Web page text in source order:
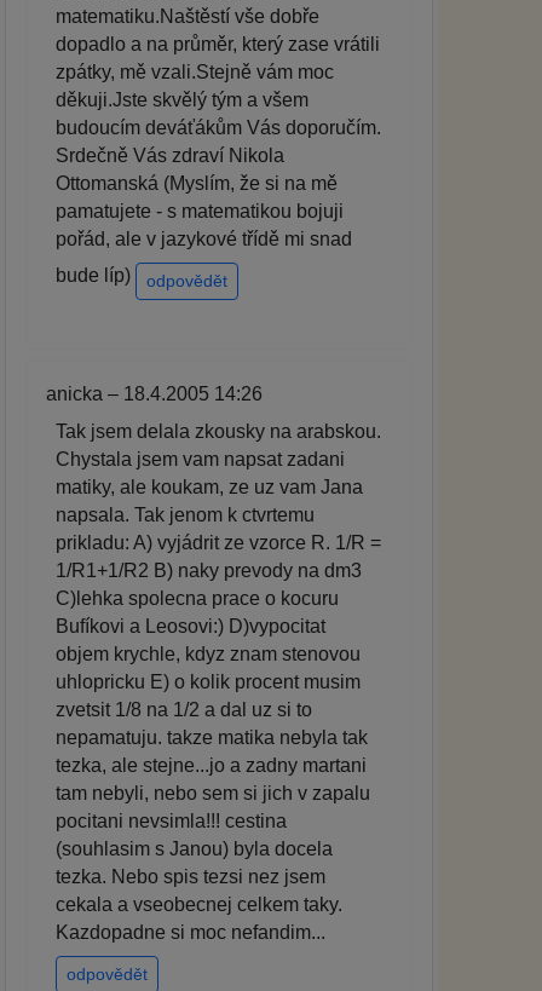
matematiku.Naštěstí vše dobře
dopadlo a na průměr, který zase vrátili
zpátky, mě vzali.Stejně vám moc
děkuji.Jste skvělý tým a všem
budoucím deváťákům Vás doporučím.
Srdečně Vás zdraví Nikola
Ottomanská (Myslím, že si na mě
pamatujete - s matematikou bojuji
pořád, ale v jazykové třídě mi snad
bude líp)
odpovědět
anicka – 18.4.2005 14:26
Tak jsem delala zkousky na arabskou.
Chystala jsem vam napsat zadani
matiky, ale koukam, ze uz vam Jana
napsala. Tak jenom k ctvrtemu
prikladu: A) vyjádrit ze vzorce R. 1/R =
1/R1+1/R2 B) naky prevody na dm3
C)lehka spolecna prace o kocuru
Bufíkovi a Leosovi:) D)vypocitat
objem krychle, kdyz znam stenovou
uhlopricku E) o kolik procent musim
zvetsit 1/8 na 1/2 a dal uz si to
nepamatuju. takze matika nebyla tak
tezka, ale stejne...jo a zadny martani
tam nebyli, nebo sem si jich v zapalu
pocitani nevsimla!!! cestina
(souhlasim s Janou) byla docela
tezka. Nebo spis tezsi nez jsem
cekala a vseobecnej celkem taky.
Kazdopadne si moc nefandim...
odpovědět